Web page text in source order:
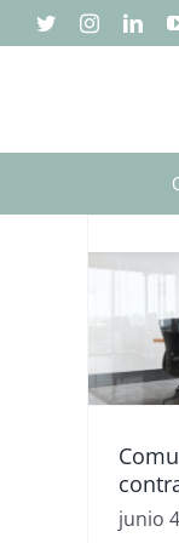
Saltar
al
TwitterInstagram
junio